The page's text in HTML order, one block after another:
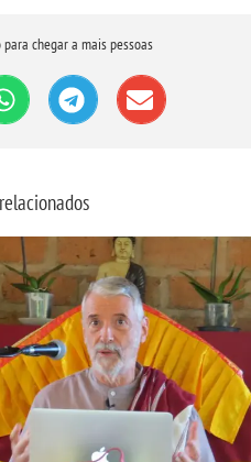
chegar a mais pessoas